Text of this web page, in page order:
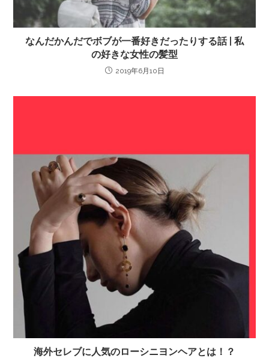
なんだかんだでボブが一番好きだったりする話 | 私
の好きな女性の髪型
2019年6月10日
海外セレブに人気のローシニヨンヘアとは！？